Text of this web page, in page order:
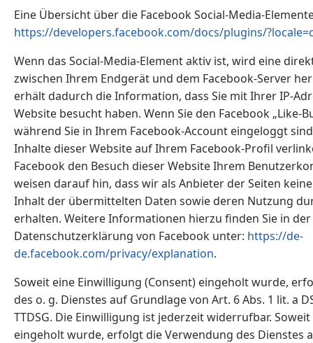
Eine Übersicht über die Facebook Social-Media-
https://developers.facebook.com/docs/plugins/
Wenn das Social-Media-Element aktiv ist, wird eine
zwischen Ihrem Endgerät und dem Facebook-Server
erhält dadurch die Information, dass Sie mit Ihrer IP-
Website besucht haben. Wenn Sie den Facebook „Like-
während Sie in Ihrem Facebook-Account eingeloggt
Inhalte dieser Website auf Ihrem Facebook-Profil
Facebook den Besuch dieser Website Ihrem
weisen darauf hin, dass wir als Anbieter der Seiten
Inhalt der übermittelten Daten sowie deren Nutzung
erhalten. Weitere Informationen hierzu finden Sie in der
Datenschutzerklärung von Facebook unter: https://de-
de.facebook.com/privacy/explanation.
Soweit eine Einwilligung (Consent) eingeholt wurde,
des o. g. Dienstes auf Grundlage von Art. 6 Abs. 1 lit. a
TTDSG. Die Einwilligung ist jederzeit widerrufbar.
eingeholt wurde, erfolgt die Verwendung des Dienstes